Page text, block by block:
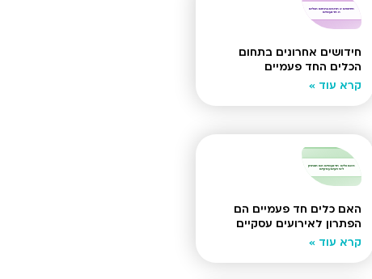
חידושים אחרונים בתחום
הכלים החד פעמיים
קרא עוד »
האם כלים חד פעמיים הם
הפתרון לאירועים עסקיים
קרא עוד »